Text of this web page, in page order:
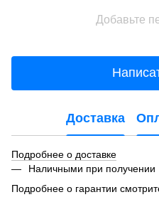
Добавьте
Доставка
Подробнее о доставке
Наличными при получении
Подробнее о гарантии